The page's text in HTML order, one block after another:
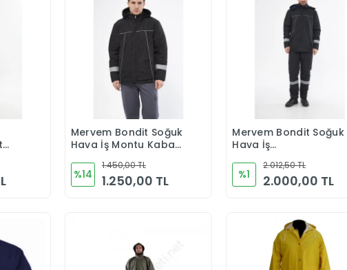
Sepete Ekle
Mervem Bondit Soğuk
Hava İş Montu Kabanı
Polar Astarlı
%14
1.450,00 TL
1.250,00 TL
Sepete Ekle
Mervem Bondit Soğuk
Hava İş
Takım Su Ve Rüzgar
İticili
%1
2.012,50 TL
2.000,00 TL